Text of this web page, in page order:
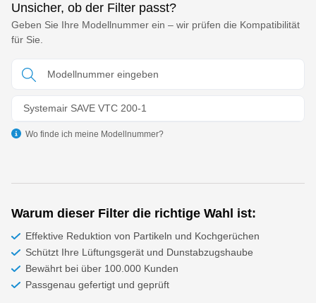
Unsicher, ob der Filter passt?
Geben Sie Ihre Modellnummer ein – wir prüfen die Kompatibilität
für Sie.
Systemair SAVE VTC 200-1
Wo finde ich meine Modellnummer?
Warum dieser Filter die richtige Wahl ist:
Effektive Reduktion von Partikeln und Kochgerüchen
Schützt Ihre Lüftungsgerät und Dunstabzugshaube
Bewährt bei über 100.000 Kunden
Passgenau gefertigt und geprüft